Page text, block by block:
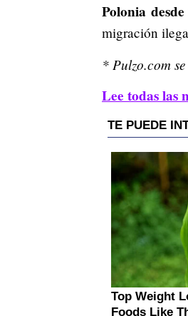
Polonia
migración
* Pulzo.com
Lee todas las